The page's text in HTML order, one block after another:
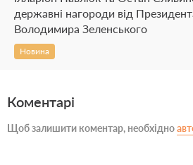
державні нагороди від
Володимира Зеленського
Новина
Коментарі
Щоб залишити коментар, необхідно